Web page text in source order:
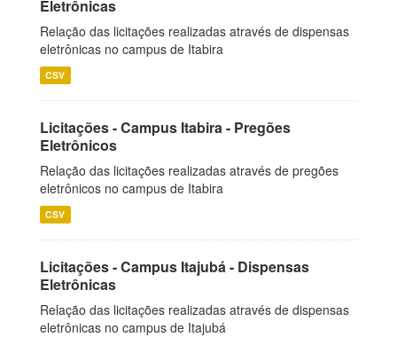
Eletrônicas
Relação das licitações realizadas através de dispensas
eletrônicas no campus de Itabira
CSV
Licitações - Campus Itabira - Pregões
Eletrônicos
Relação das licitações realizadas através de pregões
eletrônicos no campus de Itabira
CSV
Licitações - Campus Itajubá - Dispensas
Eletrônicas
Relação das licitações realizadas através de dispensas
eletrônicas no campus de Itajubá